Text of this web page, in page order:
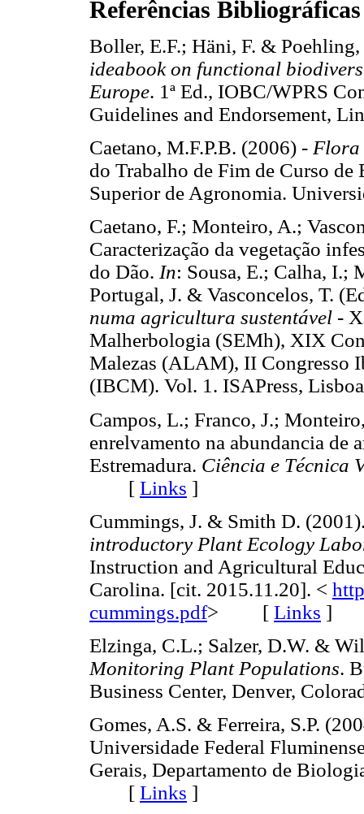
Referências Bibliográficas
Boller, E.F.; Häni, F. &
ideabook on functional
Europe. 1ª Ed., IOBC/WPRS
Guidelines and
Caetano, M.F.P.B. (2006) - Flora
do Trabalho de Fim de Curso
Superior de Agronomia.
Caetano, F.; Monteiro, A.;
Caracterização da vegetação
do Dão. In: Sousa, E.; Calha, I.;
Portugal, J. & Vasconcelos, T.
numa agricultura sustentável -
Malherbologia (SEMh), XIX
Malezas (ALAM), II Congresso
(IBCM). Vol. 1. ISAPress,
Campos, L.; Franco, J.;
enrelvamento na abundancia de
Estremadura. Ciência e Técnica
[ Links ]
Cummings, J. & Smith D.
introductory Plant Ecology
Instruction and Agricultural
Carolina. [cit. 2015.11.20]. <
cummings.pdf> [ Links ]
Elzinga, C.L.; Salzer, D.W. &
Monitoring Plant Populations.
Business Center, Denver,
Gomes, A.S. & Ferreira, S.P.
Universidade Federal
Gerais, Departamento de
[ Links ]